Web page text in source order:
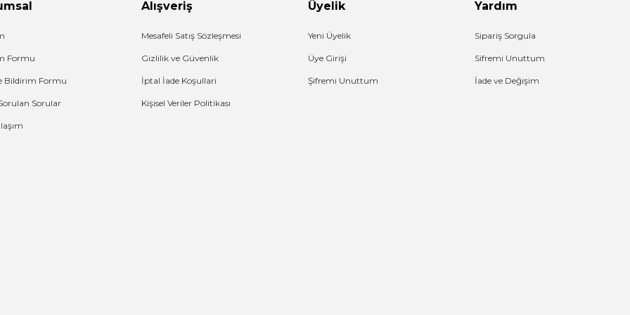
Formu
Bildirim Formu
Sorular
Alışveriş
Mesafeli Satış Sözleşmesi
Gizlilik ve Güvenlik
İptal İade Koşullari
Kişisel Veriler Politikası
Üyelik
Yeni Üyelik
Üye Girişi
Şifremi Unuttum
Yardım
Sipariş Sorgula
Sifremi Unuttum
İade ve Değişim